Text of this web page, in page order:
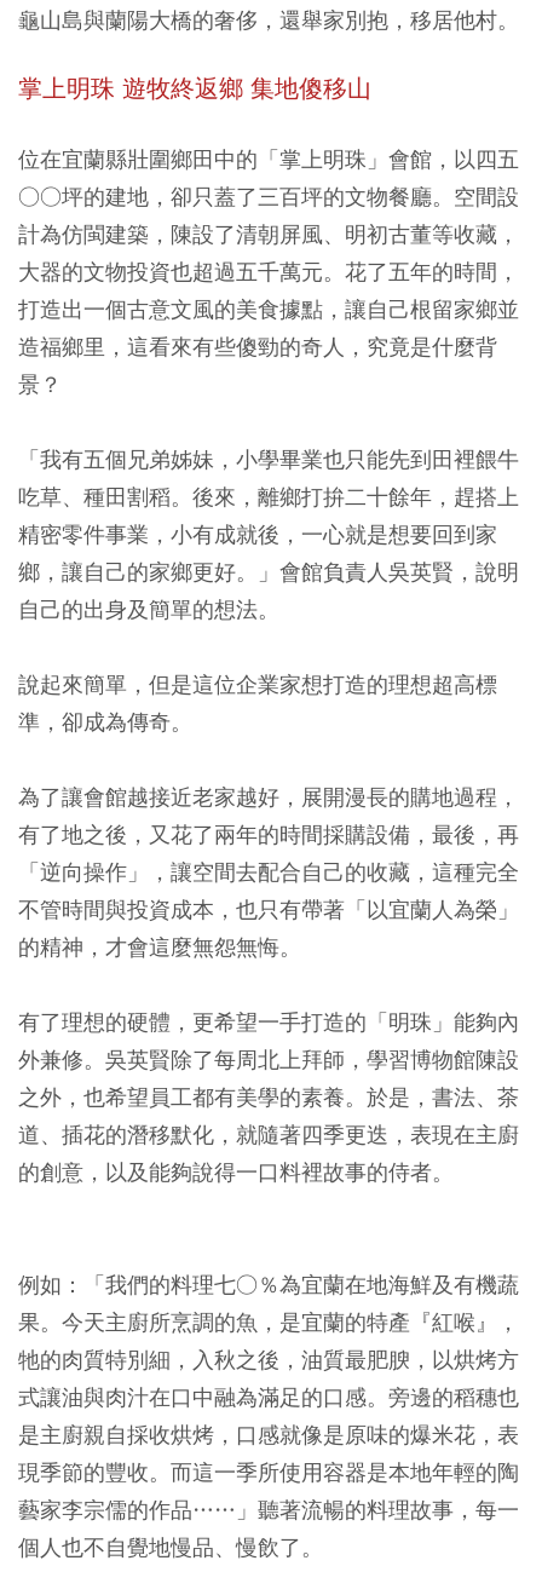
龜山島與蘭陽大橋的奢侈，還舉家別抱，移居他村。
掌上明珠 遊牧終返鄉 集地傻移山
位在宜蘭縣壯圍鄉田中的「掌上明珠」會館，以四五
○○坪的建地，卻只蓋了三百坪的文物餐廳。空間設
計為仿閩建築，陳設了清朝屏風、明初古董等收藏，
大器的文物投資也超過五千萬元。花了五年的時間，
打造出一個古意文風的美食據點，讓自己根留家鄉並
造福鄉里，這看來有些傻勁的奇人，究竟是什麼背
景？
「我有五個兄弟姊妹，小學畢業也只能先到田裡餵牛
吃草、種田割稻。後來，離鄉打拚二十餘年，趕搭上
精密零件事業，小有成就後，一心就是想要回到家
鄉，讓自己的家鄉更好。」會館負責人吳英賢，說明
自己的出身及簡單的想法。
說起來簡單，但是這位企業家想打造的理想超高標
準，卻成為傳奇。
為了讓會館越接近老家越好，展開漫長的購地過程，
有了地之後，又花了兩年的時間採購設備，最後，再
「逆向操作」，讓空間去配合自己的收藏，這種完全
不管時間與投資成本，也只有帶著「以宜蘭人為榮」
的精神，才會這麼無怨無悔。
有了理想的硬體，更希望一手打造的「明珠」能夠內
外兼修。吳英賢除了每周北上拜師，學習博物館陳設
之外，也希望員工都有美學的素養。於是，書法、茶
道、插花的潛移默化，就隨著四季更迭，表現在主廚
的創意，以及能夠說得一口料裡故事的侍者。
例如：「我們的料理七○％為宜蘭在地海鮮及有機蔬
果。今天主廚所烹調的魚，是宜蘭的特產『紅喉』，
牠的肉質特別細，入秋之後，油質最肥腴，以烘烤方
式讓油與肉汁在口中融為滿足的口感。旁邊的稻穗也
是主廚親自採收烘烤，口感就像是原味的爆米花，表
現季節的豐收。而這一季所使用容器是本地年輕的陶
藝家李宗儒的作品……」聽著流暢的料理故事，每一
個人也不自覺地慢品、慢飲了。